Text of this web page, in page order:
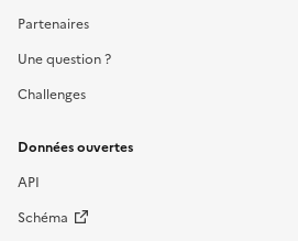
Partenaires
Une question ?
Challenges
Données ouvertes
API
Schéma